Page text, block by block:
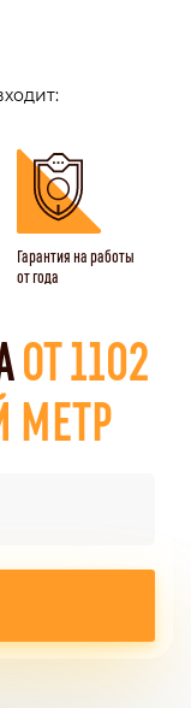
Гарантия на работы
от года
ОТ 1102
МЕТР